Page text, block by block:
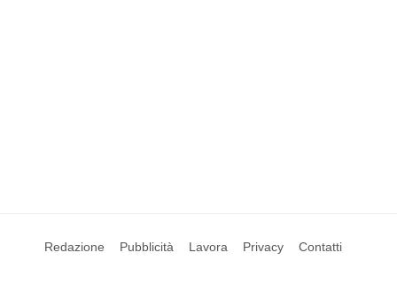
Redazione Pubblicità Lavora Privacy Contatti